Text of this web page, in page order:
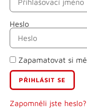
Heslo
Zapamatovat si mě
Zapomněli jste heslo?
Příjmení
E-mail
Uživatelské jméno